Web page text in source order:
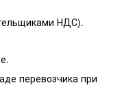
НДС).
перевозчика при